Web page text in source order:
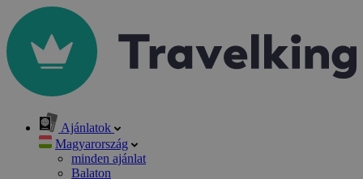
Ajánlatok
Magyarország
minden ajánlat
Balaton